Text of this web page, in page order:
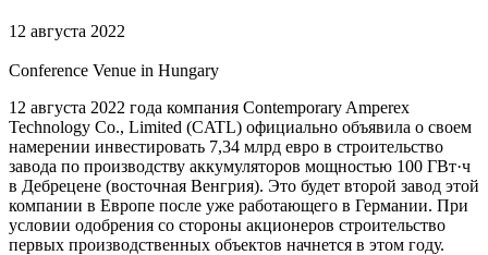
12 августа 2022
Conference Venue in Hungary
12 августа 2022 года компания Contemporary Amperex
Technology Co., Limited (CATL) официально объявила о своем
намерении инвестировать 7,34 млрд евро в строительство
завода по производству аккумуляторов мощностью 100 ГВт·ч
в Дебрецене (восточная Венгрия). Это будет второй завод этой
компании в Европе после уже работающего в Германии. При
условии одобрения со стороны акционеров строительство
первых производственных объектов начнется в этом году.